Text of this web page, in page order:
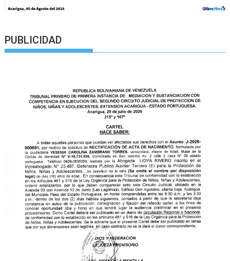
PUBLICIDAD